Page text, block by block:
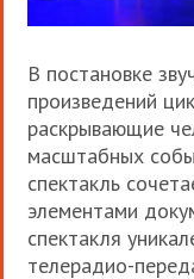
В постановке
произведений
раскрывающие
масштабных
спектакль
элементами
спектакля
телерадио-